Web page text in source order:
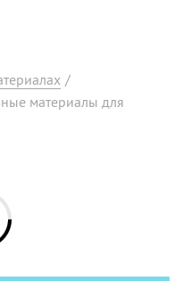
/
материалы для